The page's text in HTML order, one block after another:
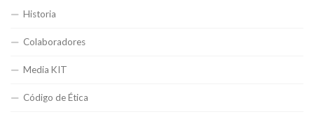
Historia
Colaboradores
Media KIT
Código de Ética